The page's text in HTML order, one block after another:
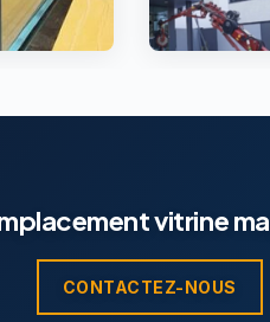
vitrine
CONTACTEZ-NOUS